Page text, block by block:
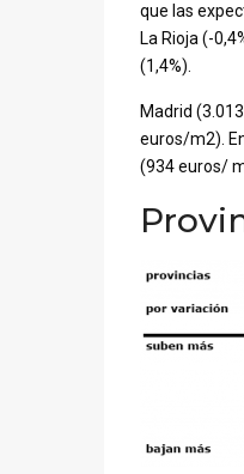
que las
La Rioja (-
(1,4%).
Madrid
euros/m2).
(934 euros/